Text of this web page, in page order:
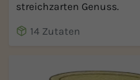
streichzarten Genuss.
14 Zutaten